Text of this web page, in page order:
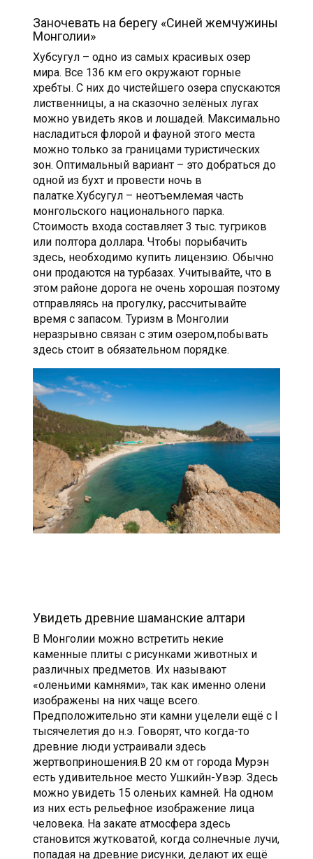
Заночевать на берегу «Синей жемчужины
Монголии»
Хубсугул – одно из самых красивых озер
мира. Все 136 км его окружают горные
хребты. С них до чистейшего озера спускаются
лиственницы, а на сказочно зелёных лугах
можно увидеть яков и лошадей. Максимально
насладиться флорой и фауной этого места
можно только за границами туристических
зон. Оптимальный вариант – это добраться до
одной из бухт и провести ночь в
палатке.Хубсугул – неотъемлемая часть
монгольского национального парка.
Стоимость входа составляет 3 тыс. тугриков
или полтора доллара. Чтобы порыбачить
здесь, необходимо купить лицензию. Обычно
они продаются на турбазах. Учитывайте, что в
этом районе дорога не очень хорошая поэтому
отправляясь на прогулку, рассчитывайте
время с запасом. Туризм в Монголии
неразрывно связан с этим озером,побывать
здесь стоит в обязательном порядке.
Увидеть древние шаманские алтари
В Монголии можно встретить некие
каменные плиты с рисунками животных и
различных предметов. Их называют
«оленьими камнями», так как именно олени
изображены на них чаще всего.
Предположительно эти камни уцелели ещё с I
тысячелетия до н.э. Говорят, что когда-то
древние люди устраивали здесь
жертвоприношения.В 20 км от города Мурэн
есть удивительное место Ушкийн-Увэр. Здесь
можно увидеть 15 оленьих камней. На одном
из них есть рельефное изображение лица
человека. На закате атмосфера здесь
становится жутковатой, когда солнечные лучи,
попадая на древние рисунки, делают их ещё